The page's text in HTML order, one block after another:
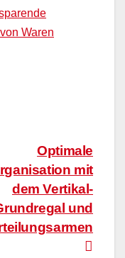
Waren
Optimale
mit
dem Vertikal-
und